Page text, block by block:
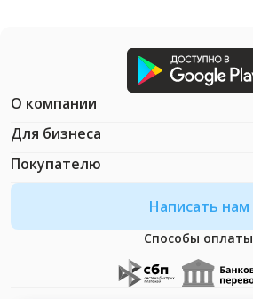
Написать нам
Способы оплаты
О компании
Для бизнеса
Покупателю